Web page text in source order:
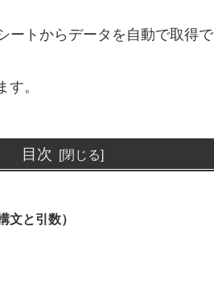
ートからデータを自動で取得
。
目次
文と引数）